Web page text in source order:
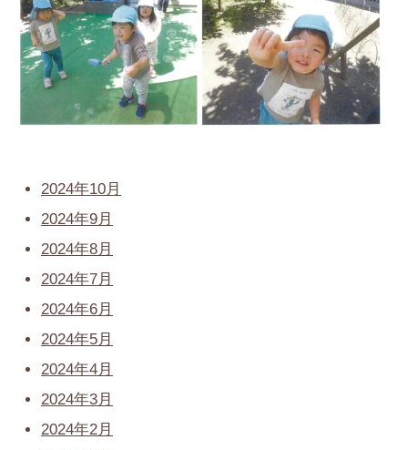
2024年10月
2024年9月
2024年8月
2024年7月
2024年6月
2024年5月
2024年4月
2024年3月
2024年2月